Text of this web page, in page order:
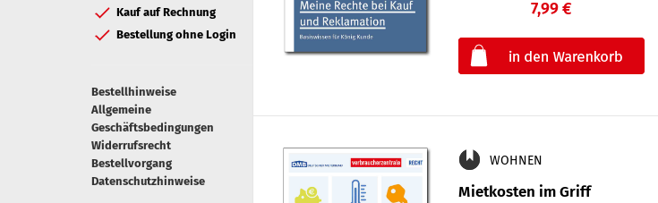
Kauf auf Rechnung
Bestellung ohne Login
Bestellhinweise
Allgemeine
Geschäftsbedingungen
Widerrufsrecht
Bestellvorgang
Datenschutzhinweise
7,99 €
WOHNEN
Mietkosten im Griff